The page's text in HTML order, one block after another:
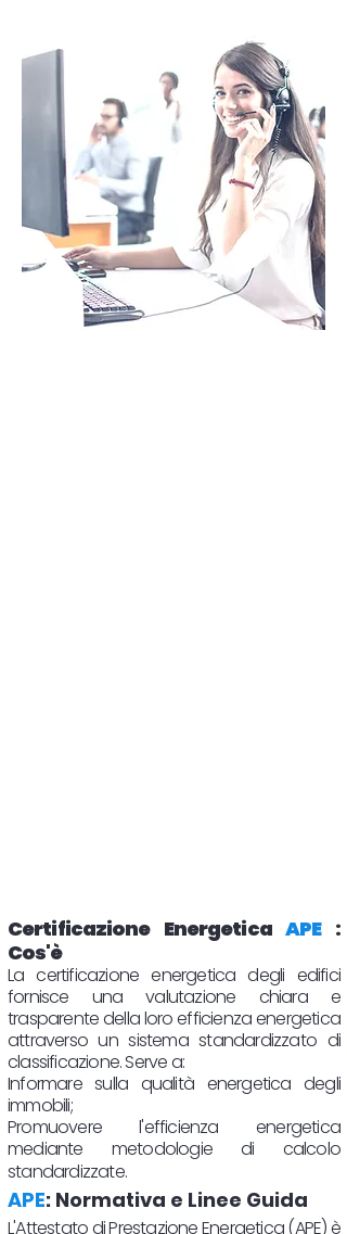
Certificazione EnergeticaAPE:
Cos'è
La certificazione energetica degli edifici
fornisce una valutazione chiara e
trasparente della loro efficienza energetica
attraverso un sistema standardizzato di
classificazione. Serve a:
Informare sulla qualità energetica degli
immobili;
Promuovere l'efficienza energetica
mediante metodologie di calcolo
standardizzate.
APE: Normativa e Linee Guida
L'Attestato di Prestazione Energetica (APE) è